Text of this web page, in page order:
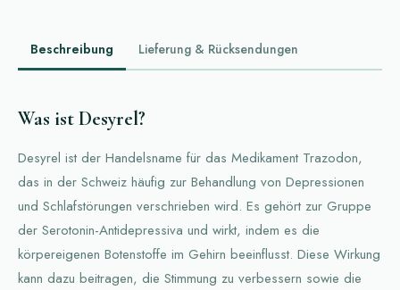
Beschreibung Lieferung & Rücksendungen
Was ist Desyrel?
Desyrel ist der Handelsname für das Medikament Trazodon,
das in der Schweiz häufig zur Behandlung von Depressionen
und Schlafstörungen verschrieben wird. Es gehört zur Gruppe
der Serotonin-Antidepressiva und wirkt, indem es die
körpereigenen Botenstoffe im Gehirn beeinflusst. Diese Wirkung
kann dazu beitragen, die Stimmung zu verbessern sowie die